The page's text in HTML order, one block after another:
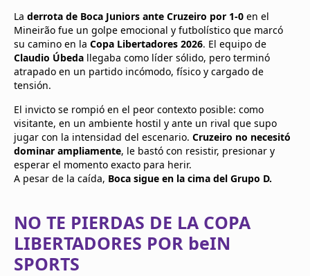
La derrota de Boca Juniors ante Cruzeiro por 1-0 en el
Mineirão fue un golpe emocional y futbolístico que marcó
su camino en la Copa Libertadores 2026. El equipo de
Claudio Úbeda llegaba como líder sólido, pero terminó
atrapado en un partido incómodo, físico y cargado de
tensión.
El invicto se rompió en el peor contexto posible: como
visitante, en un ambiente hostil y ante un rival que supo
jugar con la intensidad del escenario. Cruzeiro no necesitó
dominar ampliamente, le bastó con resistir, presionar y
esperar el momento exacto para herir.
A pesar de la caída, Boca sigue en la cima del Grupo D.
NO TE PIERDAS DE LA COPA
LIBERTADORES POR beIN
SPORTS